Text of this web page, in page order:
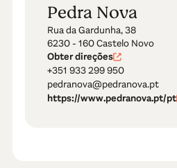
Pedra Nova
Rua da Gardunha, 38
6230 - 160 Castelo Novo
Obter direções
+351 933 299 950
pedranova@pedranova.pt
https://www.pedranova.pt/pt